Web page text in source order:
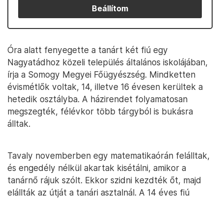
Beállítom
Óra alatt fenyegette a tanárt két fiú egy
Nagyatádhoz közeli település általános iskolájában,
írja a Somogy Megyei Főügyészség. Mindketten
évismétlők voltak, 14, illetve 16 évesen kerültek a
hetedik osztályba. A házirendet folyamatosan
megszegték, félévkor több tárgyból is bukásra
álltak.
Tavaly novemberben egy matematikaórán felálltak,
és engedély nélkül akartak kisétálni, amikor a
tanárnő rájuk szólt. Ekkor szidni kezdték őt, majd
elállták az útját a tanári asztalnál. A 14 éves fiú